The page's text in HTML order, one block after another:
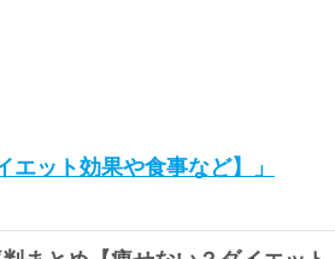
エット効果や食事など】」